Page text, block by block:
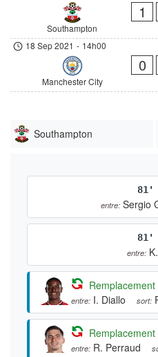
Southampton
1
18 Sep 2021 - 14h00
Manchester City
0
Southampton
81'
entre: Sergio
81'
entre:
Remplacement
entre: I. Diallo sort:
Remplacement
entre: R. Perraud